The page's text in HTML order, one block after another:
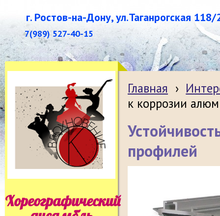
г. Ростов-на-Дону, ул.Таганрогская 118/
7(989) 527-40-15
Хореографический
Главная ›
к коррозии
профилей